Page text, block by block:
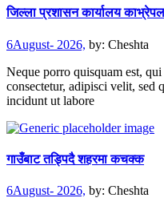
जिल्ला प्रशासन कार्यालय
6August- 2026, by: Cheshta
Neque porro quisquam est,
consectetur, adipisci velit, sed
incidunt ut labore
गाउँबाट तड्पिदै शहरमा कचक्क
6August- 2026, by: Cheshta